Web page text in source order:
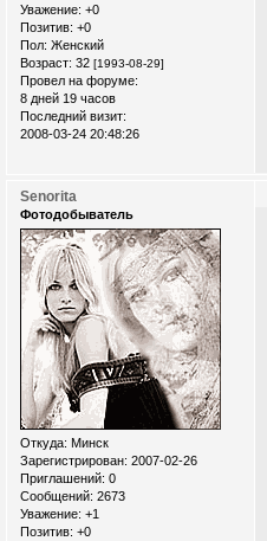
Уважение: +0
Позитив: +0
Пол: Женский
Возраст: 32 [1993-08-29]
Провел на форуме:
8 дней 19 часов
Последний визит:
2008-03-24 20:48:26
Senorita
Фотодобыватель
Откуда: Минск
Зарегистрирован: 2007-02-26
Приглашений: 0
Сообщений: 2673
Уважение: +1
Позитив: +0